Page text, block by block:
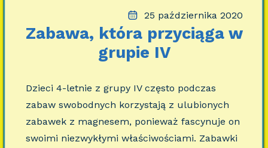
25 października 2020
Zabawa, która przyciąga w
grupie IV
Dzieci 4-letnie z grupy IV często podczas
zabaw swobodnych korzystają z ulubionych
zabawek z magnesem, ponieważ fascynuje on
swoimi niezwykłymi właściwościami. Zabawki